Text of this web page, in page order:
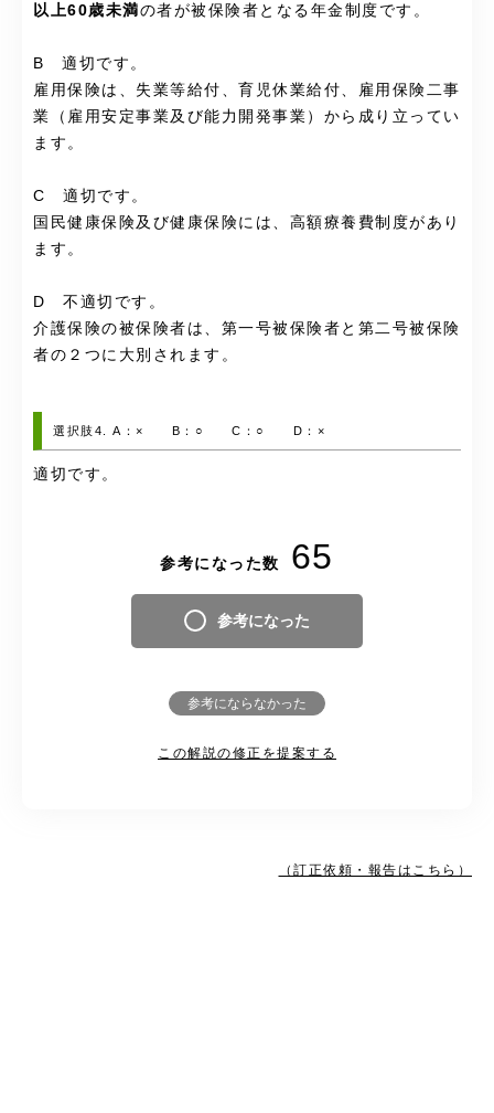
以上60歳未満の者が被保険者となる年金制度です。
B 適切です。
雇用保険は、失業等給付、育児休業給付、雇用保険二事
業（雇用安定事業及び能力開発事業）から成り立ってい
ます。
C 適切です。
国民健康保険及び健康保険には、高額療養費制度があり
ます。
D 不適切です。
介護保険の被保険者は、第一号被保険者と第二号被保険
者の２つに大別されます。
選択肢4. A：× B：○ C：○ D：×
適切です。
参考になった数 65
参考になった
参考にならなかった
この解説の修正を提案する
（訂正依頼・報告はこちら）